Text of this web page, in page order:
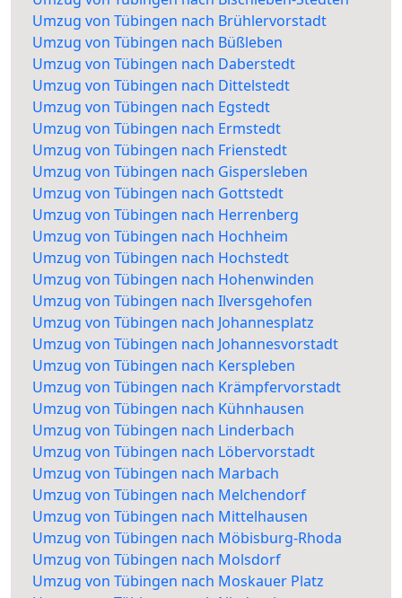
Umzug von Tübingen nach Brühlervorstadt
Umzug von Tübingen nach Büßleben
Umzug von Tübingen nach Daberstedt
Umzug von Tübingen nach Dittelstedt
Umzug von Tübingen nach Egstedt
Umzug von Tübingen nach Ermstedt
Umzug von Tübingen nach Frienstedt
Umzug von Tübingen nach Gispersleben
Umzug von Tübingen nach Gottstedt
Umzug von Tübingen nach Herrenberg
Umzug von Tübingen nach Hochheim
Umzug von Tübingen nach Hochstedt
Umzug von Tübingen nach Hohenwinden
Umzug von Tübingen nach Ilversgehofen
Umzug von Tübingen nach Johannesplatz
Umzug von Tübingen nach Johannesvorstadt
Umzug von Tübingen nach Kerspleben
Umzug von Tübingen nach Krämpfervorstadt
Umzug von Tübingen nach Kühnhausen
Umzug von Tübingen nach Linderbach
Umzug von Tübingen nach Löbervorstadt
Umzug von Tübingen nach Marbach
Umzug von Tübingen nach Melchendorf
Umzug von Tübingen nach Mittelhausen
Umzug von Tübingen nach Möbisburg-Rhoda
Umzug von Tübingen nach Molsdorf
Umzug von Tübingen nach Moskauer Platz